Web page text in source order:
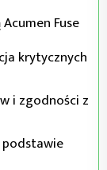
Fuse
krytycznych
i zgodności z